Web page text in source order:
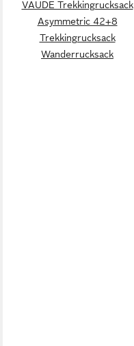
VAUDE Trekkingrucksack
Asymmetric 42+8
Trekkingrucksack
Wanderrucksack